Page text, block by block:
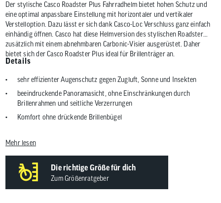
Der stylische Casco Roadster Plus Fahrradhelm bietet hohen Schutz und
eine optimal anpassbare Einstellung mit horizontaler und vertikaler
Verstelloption. Dazu lässt er sich dank Casco-Loc Verschluss ganz einfach
einhändig öffnen. Casco hat diese Helmversion des stylischen Roadster
zusätzlich mit einem abnehmbaren Carbonic-Visier ausgerüstet. Daher
bietet sich der Casco Roadster Plus ideal für Brillenträger an.
Details
sehr effizienter Augenschutz gegen Zugluft, Sonne und Insekten
beeindruckende Panoramasicht, ohne Einschränkungen durch
Brillenrahmen und seitliche Verzerrungen
Komfort ohne drückende Brillenbügel
Lederoptik-Riemen
360° Sichtbarkeit durch reflektierende CASCO Streifen
Mehr lesen
Die richtige Größe für dich
Zum Größenratgeber